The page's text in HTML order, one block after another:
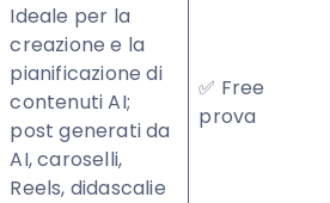
Ideale per la
creazione e la
pianificazione di
contenuti AI;
post generati da
AI, caroselli,
Reels, didascalie
✅ Free
prova